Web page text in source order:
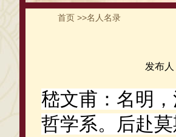
首页 >>名人名录
发布
嵇文甫：名明
哲学系。后赴